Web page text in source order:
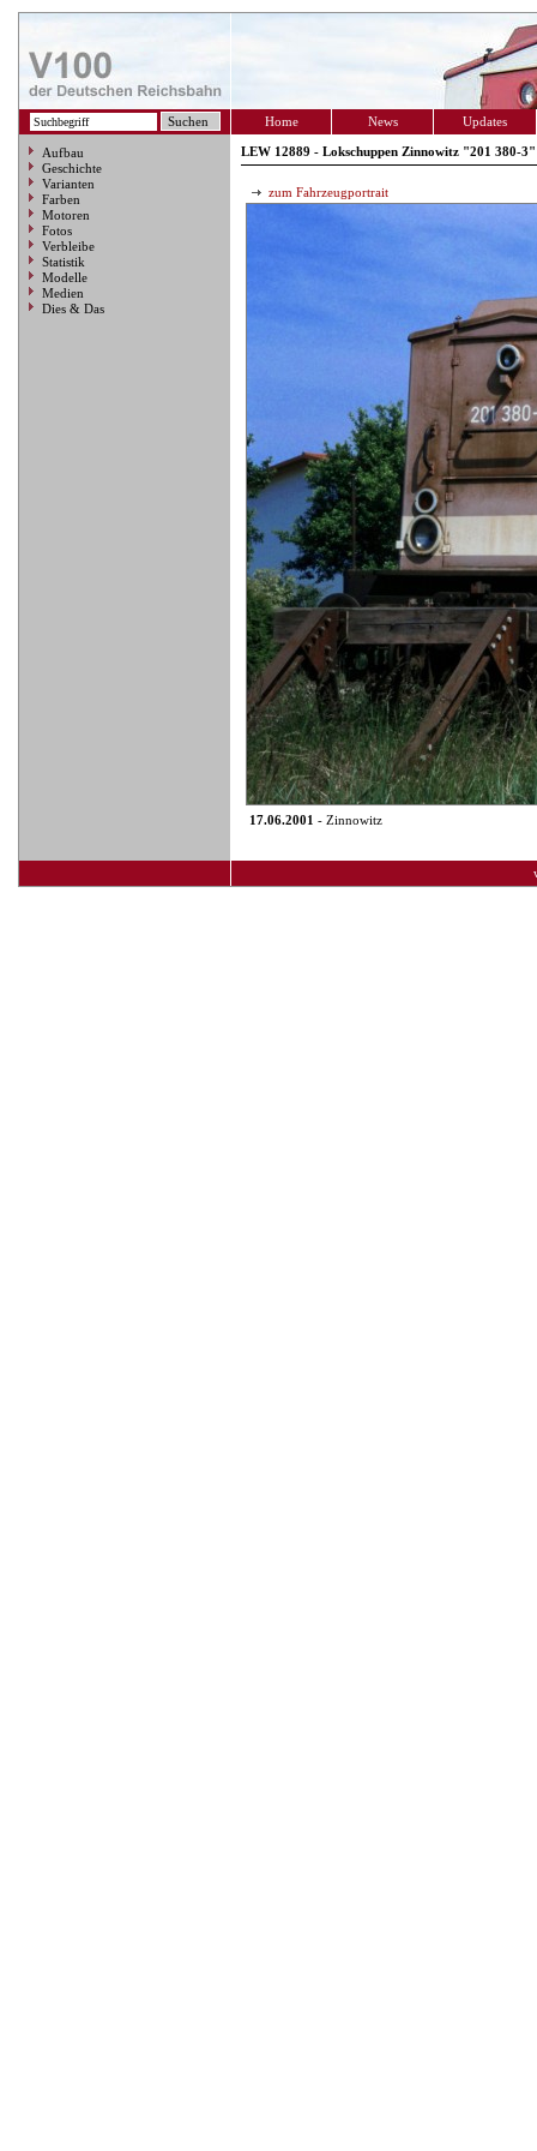
Home News Updates
Aufbau
Geschichte
Varianten
Farben
Motoren
Fotos
Verbleibe
Statistik
Modelle
Medien
Dies & Das
LEW 12889 - Lokschuppen Zinnowitz "201 380-3"
zum Fahrzeugportrait
17.06.2001 - Zinnowitz